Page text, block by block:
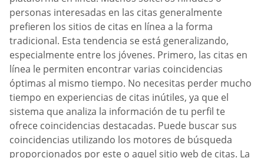
personas interesadas en las citas generalmente
prefieren los sitios de citas en línea a la forma
tradicional. Esta tendencia se está generalizando,
especialmente entre los jóvenes. Primero, las citas en
línea le permiten encontrar varias coincidencias
óptimas al mismo tiempo. No necesitas perder mucho
tiempo en experiencias de citas inútiles, ya que el
sistema que analiza la información de tu perfil te
ofrece coincidencias destacadas. Puede buscar sus
coincidencias utilizando los motores de búsqueda
proporcionados por este o aquel sitio web de citas. La